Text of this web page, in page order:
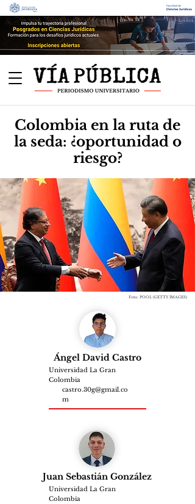
Colombia en la ruta de
la seda: ¿oportunidad o
riesgo?
Foto: POOL (GETTY IMAGES)
Ángel David Castro
Universidad La Gran
Colombia
castro.30g@gmail.co
m
Juan Sebastián González
Universidad La Gran
Colombia